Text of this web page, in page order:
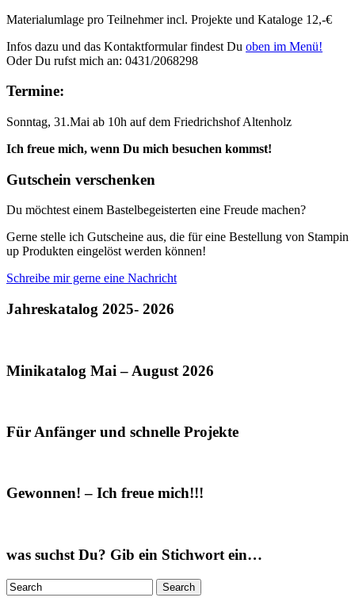
Materialumlage pro Teilnehmer incl. Projekte und Kataloge 12,-€
Infos dazu und das Kontaktformular findest Du oben im Menü!
Oder Du rufst mich an: 0431/2068298
Termine:
Sonntag, 31.Mai ab 10h auf dem Friedrichshof Altenholz
Ich freue mich, wenn Du mich besuchen kommst!
Gutschein verschenken
Du möchtest einem Bastelbegeisterten eine Freude machen?
Gerne stelle ich Gutscheine aus, die für eine Bestellung von Stampin
up Produkten eingelöst werden können!
Schreibe mir gerne eine Nachricht
Jahreskatalog 2025- 2026
Minikatalog Mai – August 2026
Für Anfänger und schnelle Projekte
Gewonnen! – Ich freue mich!!!
was suchst Du? Gib ein Stichwort ein…